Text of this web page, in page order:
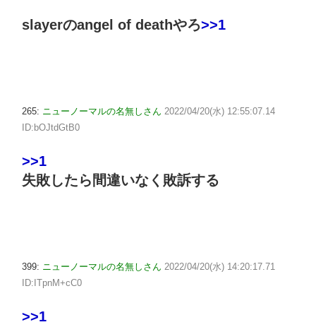
slayerのangel of deathやろ>>1
265: ニューノーマルの名無しさん 2022/04/20(水) 12:55:07.14
ID:bOJtdGtB0
>>1
失敗したら間違いなく敗訴する
399: ニューノーマルの名無しさん 2022/04/20(水) 14:20:17.71
ID:ITpnM+cC0
>>1